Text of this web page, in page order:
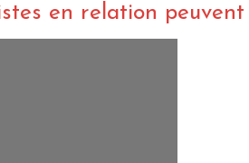
en relation peuvent